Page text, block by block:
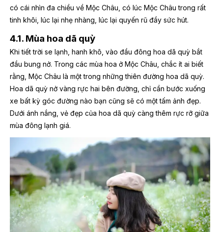
có cái nhìn đa chiều về Mộc Châu, có lúc Mộc Châu trong rất
tinh khôi, lúc lại nhẹ nhàng, lúc lại quyến rũ đầy sức hút.
4.1. Mùa hoa dã quỳ
Khi tiết trời se lạnh, hanh khô, vào đầu đông hoa dã quỳ bắt
đầu bung nở. Trong các mùa hoa ở Mộc Châu, chắc ít ai biết
rằng, Mộc Châu là một trong những thiên đường hoa dã quỳ.
Hoa dã quỳ nở vàng rực hai bên đường, chỉ cần bước xuống
xe bất kỳ góc đường nào bạn cũng sẽ có một tấm ảnh đẹp.
Dưới ánh nắng, vẻ đẹp của hoa dã quỳ càng thêm rực rỡ giữa
mùa đông lạnh giá.